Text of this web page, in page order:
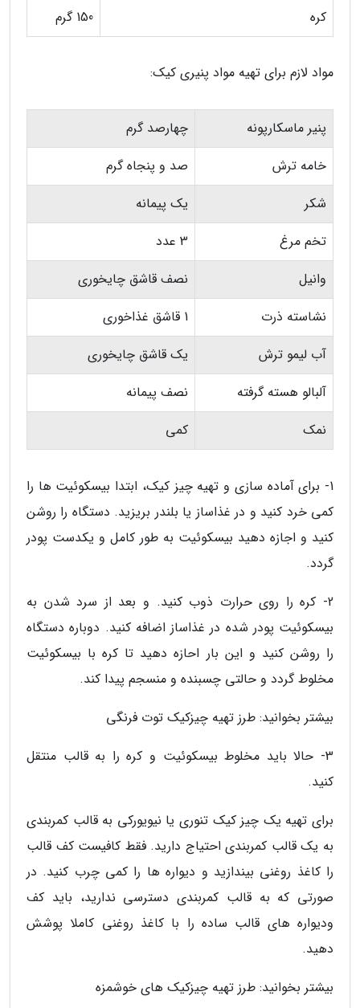
کره
150 گرم
مواد لازم برای تهیه مواد پنیری کیک:
پنیر ماسکارپونه
چهارصد گرم
خامه ترش
صد و پنجاه گرم
شکر
یک پیمانه
تخم مرغ
3 عدد
وانیل
نصف قاشق چایخوری
نشاسته ذرت
1 قاشق غذاخوری
آب لیمو ترش
یک قاشق چایخوری
آلبالو هسته گرفته
نصف پیمانه
نمک
کمی
1- برای آماده سازی و تهیه چیز کیک، ابتدا بیسکوئیت ها را
کمی خرد کنید و در غذاساز یا بلندر بریزید. دستگاه را روشن
کنید و اجازه دهید بیسکوئیت به طور کامل و یکدست پودر
گردد.
2- کره را روی حرارت ذوب کنید. و بعد از سرد شدن به
بیسکوئیت پودر شده در غذاساز اضافه کنید. دوباره دستگاه
را روشن کنید و این بار احازه دهید تا کره با بیسکوئیت
مخلوط گردد و حالتی چسبنده و منسجم پیدا کند.
بیشتر بخوانید: طرز تهیه چیزکیک توت فرنگی
3- حالا باید مخلوط بیسکوئیت و کره را به قالب منتقل
کنید.
برای تهیه یک چیز کیک تنوری یا نیویورکی به قالب کمربندی
به یک قالب کمربندی احتیاج دارید. فقط کافیست کف قالب
را کاغذ روغنی بیندازید و دیواره ها را کمی چرب کنید. در
صورتی که به قالب کمربندی دسترسی ندارید، باید کف
ودیواره های قالب ساده را با کاغذ روغنی کاملا پوشش
دهید.
بیشتر بخوانید: طرز تهیه چیزکیک های خوشمزه